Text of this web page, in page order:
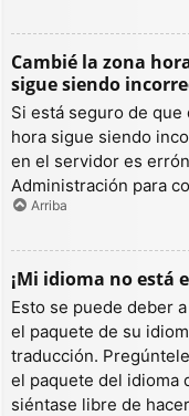
Cambié la zona
sigue siendo
Si está seguro de
hora sigue siendo
en el servidor es
Administración para
Arriba
¡Mi idioma no está
Esto se puede deber
el paquete de su
traducción.
el paquete del idioma
siéntase libre de